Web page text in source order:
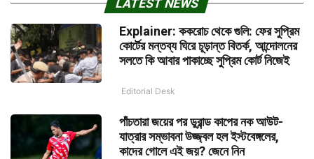
LATEST NEWS
Explainer: ককরোচ থেকে গুলি: ফের সুপ্রিম
কোর্টের মন্তব্য ঘিরে চূড়ান্ত বিতর্ক, আন্দোলনের
সলতে কি আবার পাকাচ্ছে সুপ্রিম কোর্ট নিজেই
Editorial Desk
পাঁচতারা জয়ের পর ডুরান্ড কাপের নক আউট-
যাত্রার সম্ভাবনা উজ্জ্বল হল ইস্টবেঙ্গলের,
কাদের গোলে এই জয়? জেনে নিন